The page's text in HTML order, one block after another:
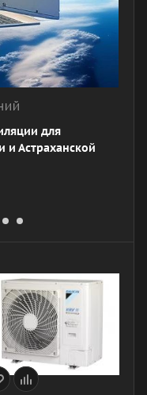
для
и Астраханской